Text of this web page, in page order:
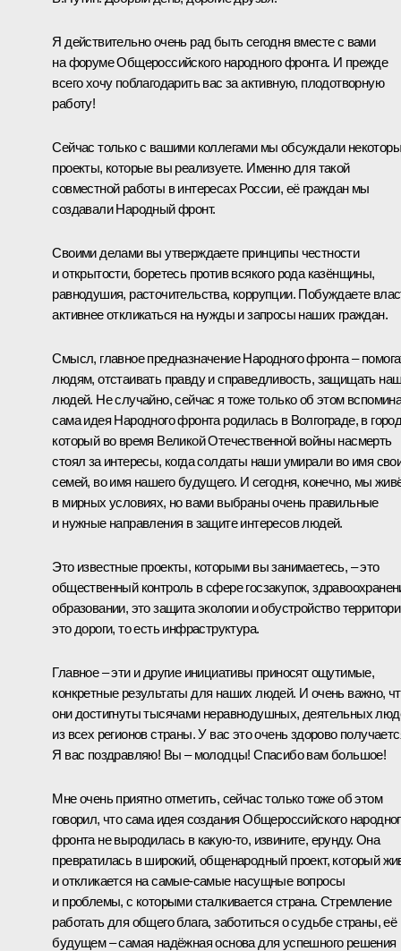
Я действительно очень рад быть сегодня вместе с вами
на форуме Общероссийского народного фронта. И прежде
всего хочу поблагодарить вас за активную, плодотворную
работу!
Сейчас только с вашими коллегами мы обсуждали
проекты, которые вы реализуете. Именно для такой
совместной работы в интересах России, её граждан мы
создавали Народный фронт.
Своими делами вы утверждаете принципы честности
и открытости, боретесь против всякого рода казёнщины,
равнодушия, расточительства, коррупции. Побуждаете
активнее откликаться на нужды и запросы наших граждан.
Смысл, главное предназначение Народного фронта –
людям, отстаивать правду и справедливость, защищать
людей. Не случайно, сейчас я тоже только об этом
сама идея Народного фронта родилась в Волгограде, в
который во время Великой Отечественной войны насмерть
стоял за интересы, когда солдаты наши умирали во имя
семей, во имя нашего будущего. И сегодня, конечно, мы
в мирных условиях, но вами выбраны очень правильные
и нужные направления в защите интересов людей.
Это известные проекты, которыми вы занимаетесь, – это
общественный контроль в сфере госзакупок,
образовании, это защита экологии и обустройство
это дороги, то есть инфраструктура.
Главное – эти и другие инициативы приносят ощутимые,
конкретные результаты для наших людей. И очень важно,
они достигнуты тысячами неравнодушных, деятельных
из всех регионов страны. У вас это очень здорово
Я вас поздравляю! Вы – молодцы! Спасибо вам большое!
Мне очень приятно отметить, сейчас только тоже об этом
говорил, что сама идея создания Общероссийского
фронта не выродилась в какую-то, извините, ерунду. Она
превратилась в широкий, общенародный проект, который
и откликается на самые-самые насущные вопросы
и проблемы, с которыми сталкивается страна. Стремление
работать для общего блага, заботиться о судьбе страны, её
будущем – самая надёжная основа для успешного решения